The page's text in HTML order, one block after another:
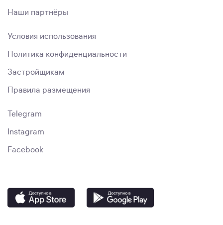
Наши партнёры
Условия использования
Политика конфиденциальности
Застройщикам
Правила размещения
Telegram
Instagram
Facebook